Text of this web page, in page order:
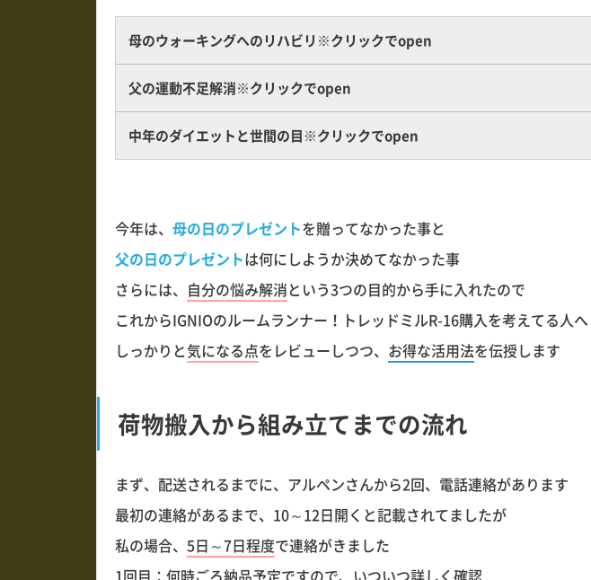
母のウォーキングへのリハビリ※クリックでopen
父の運動不足解消※クリックでopen
中年のダイエットと世間の目※クリックでopen
今年は、 母の日のプレゼントを贈ってなかった事と
父の日のプレゼントは何にしようか決めてなかった事
さらには、 自分の悩み解消という3つの目的から手に入れたので
これからIGNIOのルームランナー！トレッドミルR-16購入を考えてる人へ
しっかりと気になる点をレビューしつつ、 お得な活用法を伝授します
荷物搬入から組み立てまでの流れ
まず、配送されるまでに、アルペンさんから2回、電話連絡があります
最初の連絡があるまで、10～12日開くと記載されてましたが
私の場合、 5日～7日程度で連絡がきました
1回目：何時ごろ納品予定ですので、いついつ詳しく確認